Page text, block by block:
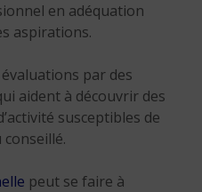
en adéquation
aspirations.
par des
aident à découvrir des
susceptibles de
peut se faire à